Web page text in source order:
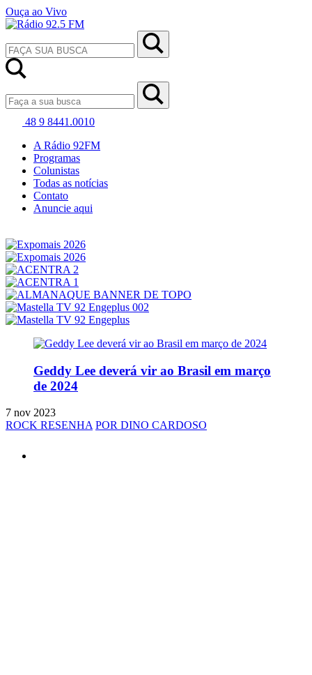
Ouça ao Vivo
48 9 8441.0010
A Rádio 92FM
Programas
Colunistas
Todas as notícias
Contato
Anuncie aqui
Geddy Lee deverá vir ao Brasil em março
de 2024
7 nov 2023
ROCK RESENHA POR DINO CARDOSO